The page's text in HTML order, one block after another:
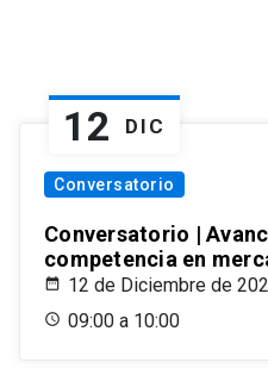
12 DIC
Conversatorio
Conversatorio |
competencia en
12 de Diciembre de
09:00 a 10:00